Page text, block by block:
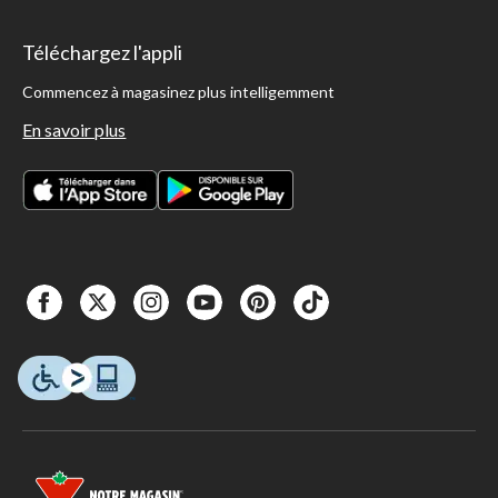
Téléchargez l'appli
Commencez à magasinez plus intelligemment
En savoir plus